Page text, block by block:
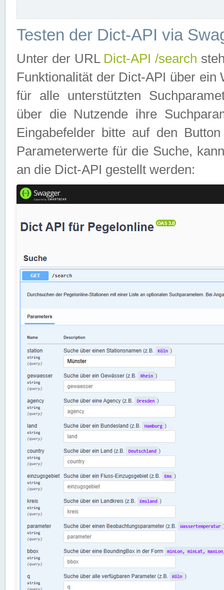
Testen der Dict-API via
Unter der URL Dict-API /search
Funktionalität der Dict-API über
für alle unterstützten
über die Nutzende ihre
Eingabefelder bitte auf den
Parameterwerte für die Suche,
an die Dict-API gestellt werden: